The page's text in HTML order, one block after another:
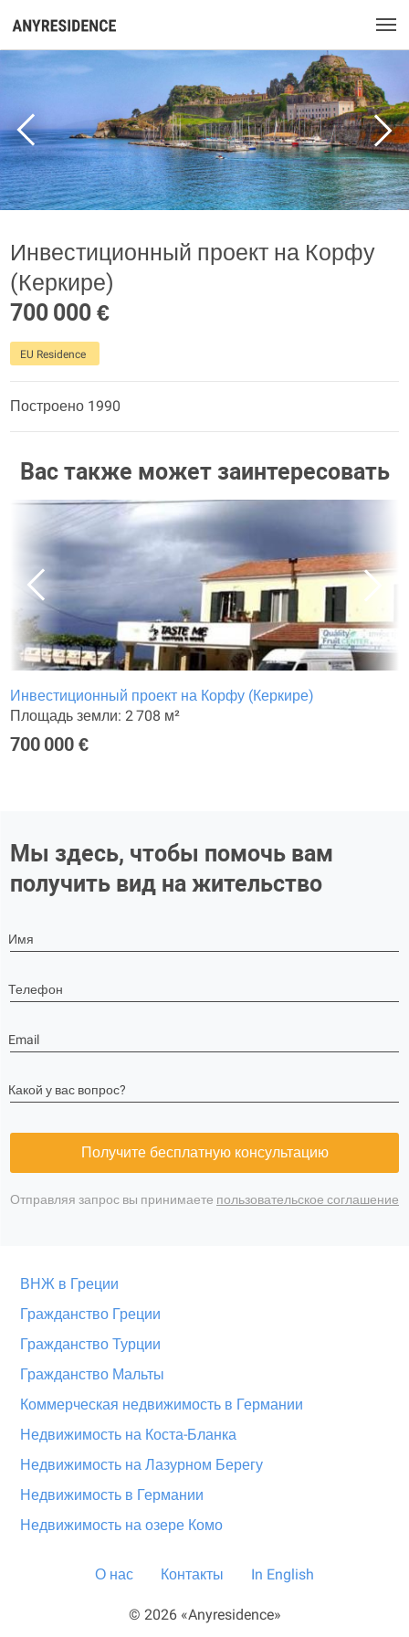
Инвестиционный проект на Корфу
(Керкире)
700 000 €
EU Residence
Построено 1990
Вас также может заинтересовать
Инвестиционный проект на Корфу (Керкире)
Площадь земли: 2 708 м²
700 000 €
Мы здесь, чтобы помочь вам
получить вид на жительство
Имя
Телефон
Email
Какой у вас вопрос?
Получите бесплатную консультацию
Отправляя запрос вы принимаете пользовательское соглашение
ВНЖ в Греции
Гражданство Греции
Гражданство Турции
Гражданство Мальты
Коммерческая недвижимость в Германии
Недвижимость на Коста-Бланка
Недвижимость на Лазурном Берегу
Недвижимость в Германии
Недвижимость на озере Комо
О нас Контакты In English
© 2026 «Anyresidence»